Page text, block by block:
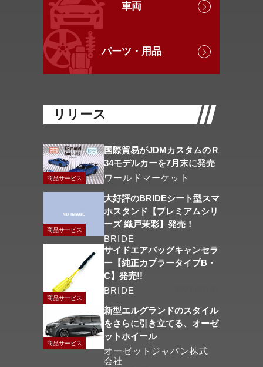
車両
パーツ・用品
リリース
商品サービス
国際貿易がJDMカスタムのＲ
34モデルカーを7月末に発売
ワールドマーケット
商品サービス
大好評のBRIDEシート型スマ
ホスタンド【プレミアムシリ
ーズ 織戸茉彩】発売！
BRIDE
商品サービス
サイドエアバッグキャンセラ
ー【純正カプラータイプB・
C】発売!!
BRIDE
商品サービス
新型エルグランドのスタイル
をさらに引き立てる、オーゼ
ットホイール
オーゼットジャパン株式
会社